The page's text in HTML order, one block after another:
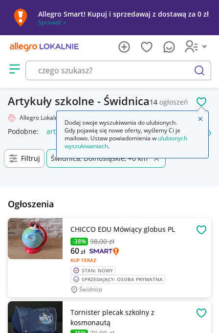
Allegro Smart! Kupuj i sprzedawaj z dostawą za 0 zł
Sprawdź »
Otwórz menu z kategoriami
szukaj
Artykuły szkolne - Świdnica14 ogłoszeń
Allegro Lokalnie
Podobne: artykuły szkolne artykuły szkolne i biurowe
Filtruj Świdnica, Dolnośląskie, +0 km
Ogłoszenia
CHICCO EDU Mówiący globus PL
-38% 98,00 zł
KUP TERAZ
60zł
STAN: NOWY
SPRZEDAJĄCY: OSOBA PRYWATNA
Świdnica
Tornister plecak szkolny z
kosmonautą
Dodaj swoje wyszukiwania do ulubionych.
Gdy pojawią się nowe oferty, wyślemy Ci je
mailowo. Ustaw powiadomienia w ulubionych
wyszukiwaniach.